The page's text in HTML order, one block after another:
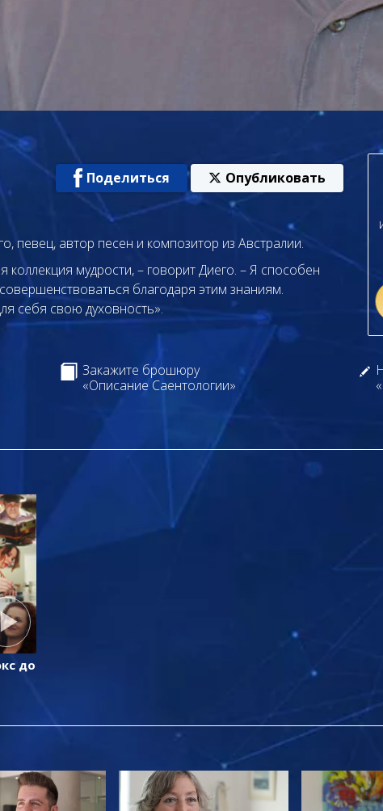
Поделиться Опубликовать
певец, автор песен и композитор из Австралии.
мудрости, – говорит Диего. – Я способен
благодаря этим знаниям.
себя свою духовность».
Закажите брошюру
«Описание Саентологии»
до